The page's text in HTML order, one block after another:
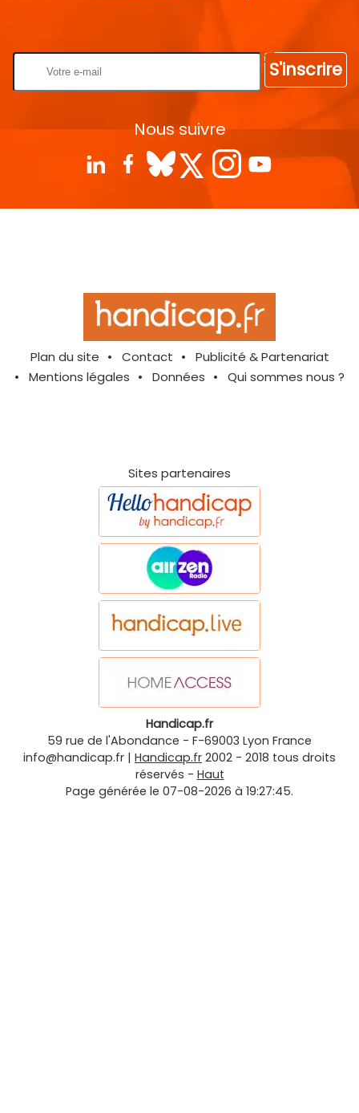
S'inscrire
Nous suivre
Plan du site Contact
Publicité & Partenariat
Mentions légales
Données Qui sommes nous ?
Sites partenaires
Handicap.fr
59 rue de l'Abondance - F-69003 Lyon France
info@handicap.fr | Handicap.fr 2002 - 2018 tous droits
réservés - Haut
Page générée le 07-08-2026 à 19:27:45.